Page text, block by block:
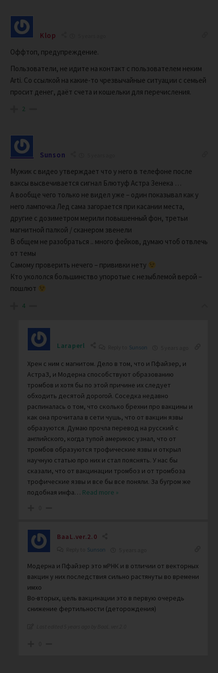
Klop
Оффтоп, предупреждение.
Пользователи, не идите на контакт с пользователем неким
Arti. Со ссылкой на какие-то чрезвычайные ситуации с семьей
просит денег, даёт счета и кошельки для перечисления.
2
Sunson
Мужик с видео утверждает что у него в телефоне после
ваксы высвечивается сигнал Блютуф Астра Зенека …
А вообще чего только не видел уже – один показывал как у
него лампочка Лед сама загорается при касании места,
другие с дозиметром мерили повышенный фон, третьи
магнитной палкой / сканером звенели
В общем не разобраться .. много фейков, думаю чтоб отвлечь
от темы
Самому проверить нечего – прививки нету
Кто укололся большинство упоротые с незыблемой верой –
пошлют
4
Laraperl Sunson
Хрен с ним с магнитом. Дело в том, что и Пфайзер, и
АстраЗ, и Модерна способствуют образованию
тромбов и хотя бы по этой причине их следует
обходить десятой дорогой. Соседка недавно
распиналась о том, что сколько брехни про вакцины и
как она прочитала в сети чушь, что от вакцин язвы
образуются. Думаю прочла перевод на русский с
английского, когда тупой америкос узнал, что от
тромбов образуются трофические язвы и открыл
научную статью про них и стал пояснять. У нас бы
сказали, что от вакцинации тромбоз и от тромбоза
трофические язвы и все бы все поняли. За бугром же
подобная инфа… Read more »
BaaL.ver.2.0
Sunson
Модерна и Пфайзер это мРНК и в отличии от векторных
вакцин у них последствия сильно растянуты во времени
имхо
Во-вторых, цель вакцинации это в первую очередь
снижение фертильности (деторождения)